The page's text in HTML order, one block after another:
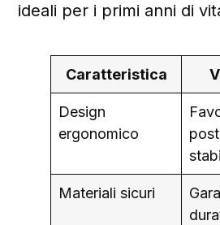
ideali per i primi anni di
Caratteristica
Design
ergonomico
Materiali sicuri